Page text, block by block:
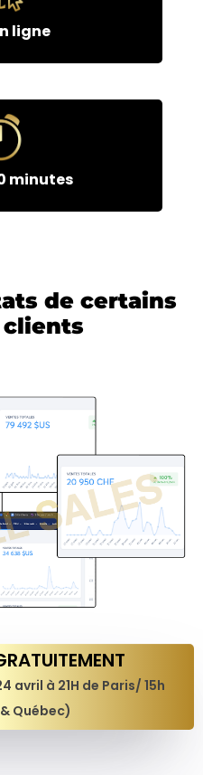
ligne
minutes
de certains
clients
avril à 21H de Paris/ 15h
Québec)